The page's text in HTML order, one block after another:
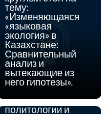
тему:
«Изменяющаяся
«языковая
экология» в
Казахстане:
Сравнительный
анализ и
вытекающие из
него гипотезы».
31.03.2016
С 28 марта по 8
апреля 2016 г. в
философии,
политологии и